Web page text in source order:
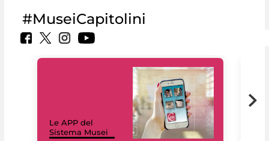
#MuseiCapitolini
Le APP del
Sistema Musei